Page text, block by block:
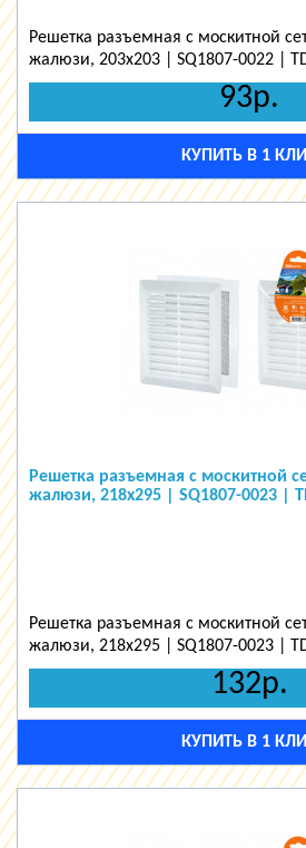
Решетка разъемная с москитной
жалюзи, 203х203 | SQ1807-0022 |
93р.
КУПИТЬ В 1
Решетка разъемная с москитной
жалюзи, 218х295 | SQ1807-0023 |
Решетка разъемная с москитной
жалюзи, 218х295 | SQ1807-0023 |
132р.
КУПИТЬ В 1